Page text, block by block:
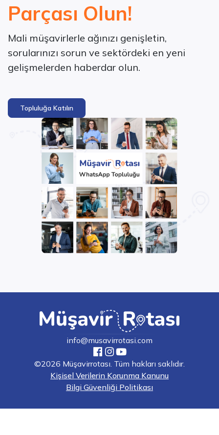
Parçası Olun!
Mali müşavirlerle ağınızı genişletin,
sorularınızı sorun ve sektördeki en yeni
gelişmelerden haberdar olun.
Topluluğa Katılın
info@musavirrotasi.com
©2026 Müşavirrotası. Tüm hakları saklıdır.
Kişisel Verilerin Korunma Kanunu
Bilgi Güvenliği Politikası